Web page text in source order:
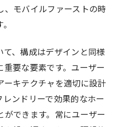
、モバイルファーストの時
、構成はデザインと同様
要な要素です。ユーザー
ーキテクチャを適切に設計
ンドリーで効果的なホー
できます。常にユーザー